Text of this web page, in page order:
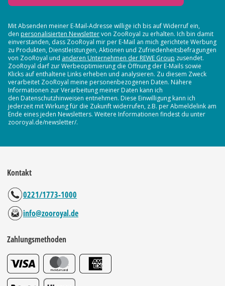
Mit Absenden meiner E-Mail-Adresse willige ich bis auf Widerruf ein,
den personalisierten Newslettervon ZooRoyal zu erhalten. Ich bin damit
einverstanden, dass ZooRoyal mir per E-Mail an mich gerichtete Werbung
zu Produkten, Dienstleistungen, Aktionen und Zufriedenheitsbefragungen
von ZooRoyal und anderen Unternehmen der REWE Group zusendet.
ZooRoyal darf zur Werbeoptimierung die Öffnung der E-Mails sowie
Klicks auf enthaltene Links erheben und analysieren. Zu diesem Zweck
verarbeitet ZooRoyal meine personenbezogenen Daten. Nähere
Informationen zur Verarbeitung meiner Daten kann ich
den Datenschutzhinweisen entnehmen. Diese Einwilligung kann ich
jederzeit mit Wirkung für die Zukunft widerrufen, z.B. per Abmeldelink am
Ende eines jeden Newsletters. Weitere Informationen findest du unter
zooroyal.de/newsletter/.
Kontakt
0221/1773-1000
info@zooroyal.de
Zahlungsmethoden